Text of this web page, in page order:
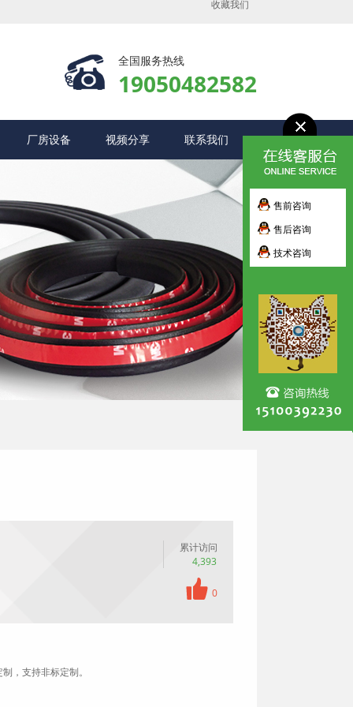
收藏我们
全国服务热线
19050482582
厂房设备 视频分享 联系我们
累计访问
4,393
0
，支持非标定制。
售前咨询
售后咨询
技术咨询